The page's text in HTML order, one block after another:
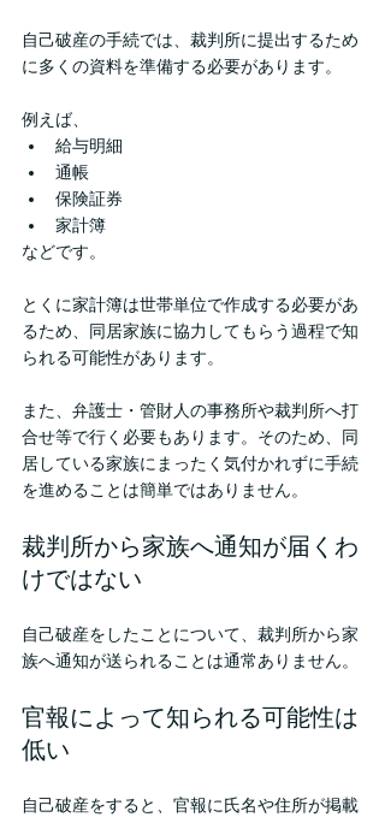
自己破産の手続では、裁判所に提出するため
に多くの資料を準備する必要があります。
例えば、
給与明細
通帳
保険証券
家計簿
などです。
とくに家計簿は世帯単位で作成する必要があ
るため、同居家族に協力してもらう過程で知
られる可能性があります。
また、弁護士・管財人の事務所や裁判所へ打
合せ等で行く必要もあります。そのため、同
居している家族にまったく気付かれずに手続
を進めることは簡単ではありません。
裁判所から家族へ通知が届くわ
けではない
自己破産をしたことについて、裁判所から家
族へ通知が送られることは通常ありません。
官報によって知られる可能性は
低い
自己破産をすると、官報に氏名や住所が掲載